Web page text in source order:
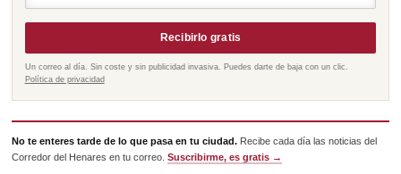
Recibirlo gratis
Un correo al día. Sin coste y sin publicidad invasiva. Puedes darte de baja con un clic.
Política de privacidad
No te enteres tarde de lo que pasa en tu ciudad. Recibe cada día las noticias del
Corredor del Henares en tu correo.Suscribirme, es gratis →